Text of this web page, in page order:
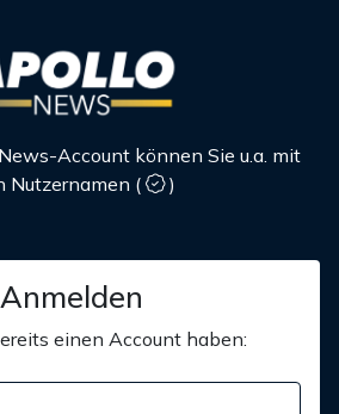
Account können Sie u.a. mit
Nutzernamen (
)
Anmelden
einen Account haben: